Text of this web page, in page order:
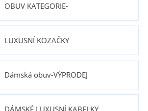
OBUV KATEGORIE-
LUXUSNÍ KOZAČKY
Dámská obuv-VÝPRODEJ